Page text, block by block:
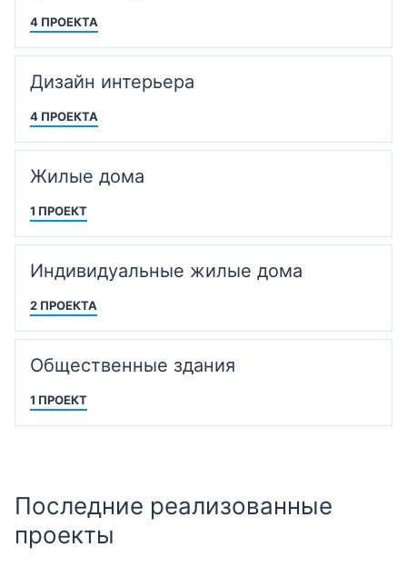
4 ПРОЕКТА
Дизайн интерьера
4 ПРОЕКТА
Жилые дома
1 ПРОЕКТ
Индивидуальные жилые дома
2 ПРОЕКТА
Общественные здания
1 ПРОЕКТ
Последние реализованные
проекты